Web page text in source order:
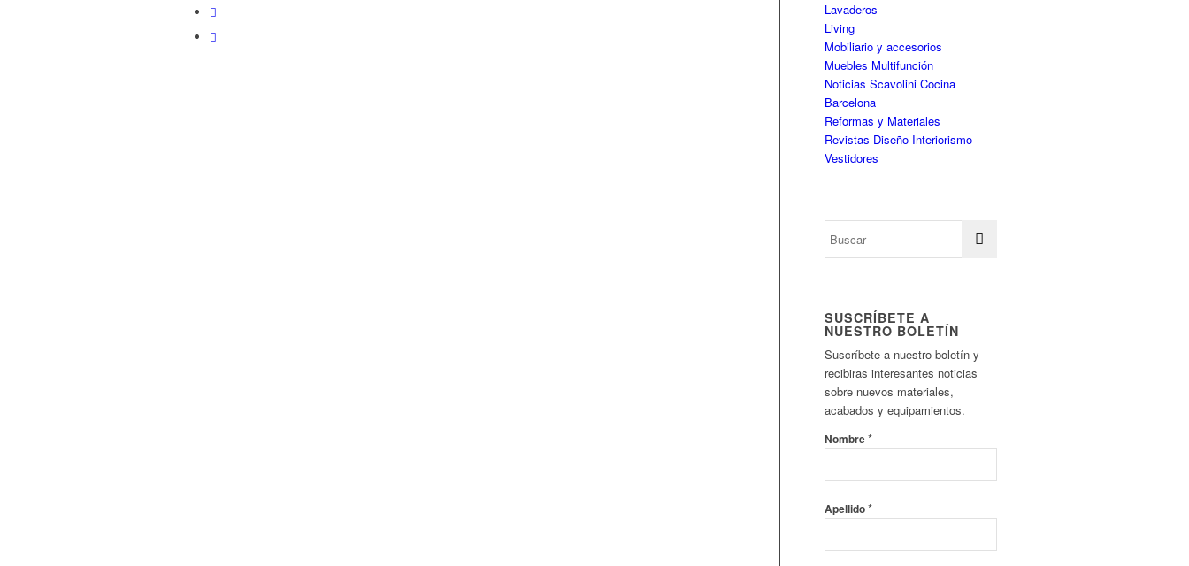
Lavaderos
Living
Mobiliario y accesorios
Muebles Multifunción
Noticias Scavolini Cocina
Barcelona
Reformas y Materiales
Revistas Diseño Interiorismo
Vestidores
SUSCRÍBETE A
NUESTRO BOLETÍN
Suscríbete a nuestro boletín y
recibiras interesantes noticias
sobre nuevos materiales,
acabados y equipamientos.
Nombre*
Apellido*